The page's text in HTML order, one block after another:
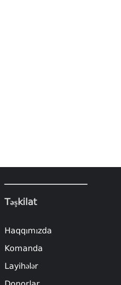
Təşkilat
Haqqımızda
Komanda
Layihələr